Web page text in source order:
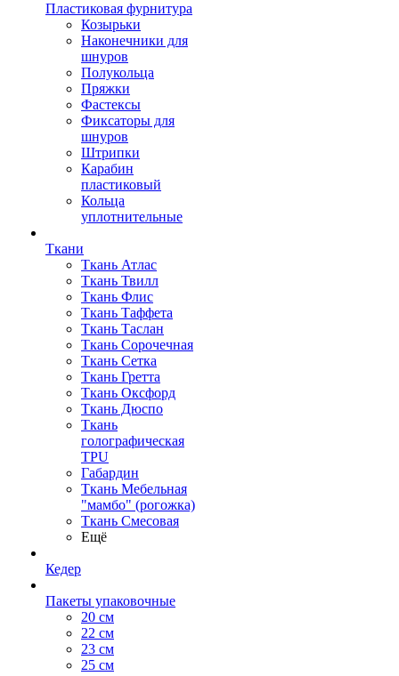
Пластиковая фурнитура
Козырьки
Наконечники для
шнуров
Полукольца
Пряжки
Фастексы
Фиксаторы для
шнуров
Штрипки
Карабин
пластиковый
Кольца
уплотнительные
Ткани
Ткань Атлас
Ткань Твилл
Ткань Флис
Ткань Таффета
Ткань Таслан
Ткань Сорочечная
Ткань Сетка
Ткань Гретта
Ткань Оксфорд
Ткань Дюспо
Ткань
голографическая
TPU
Габардин
Ткань Мебельная
"мамбо" (рогожка)
Ткань Смесовая
Ещё
Кедер
Пакеты упаковочные
20 см
22 см
23 см
25 см